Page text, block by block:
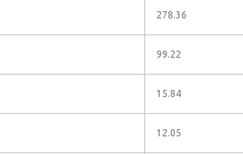
278.36
99.22
15.84
12.05